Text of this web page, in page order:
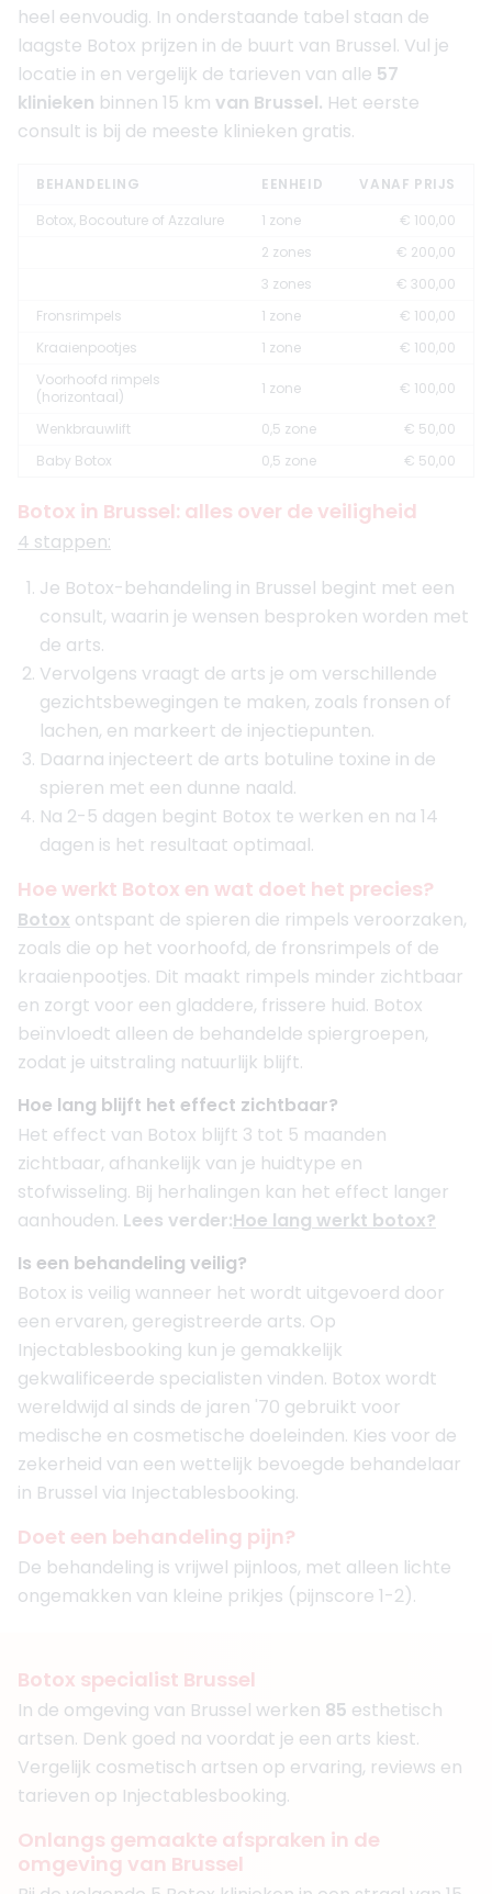
heel eenvoudig. In onderstaande tabel staan de
laagste Botox prijzen in de buurt van Brussel. Vul je
locatie in en vergelijk de tarieven van alle 57
klinieken binnen 15 km van Brussel. Het eerste
consult is bij de meeste klinieken gratis.
BEHANDELING EENHEID
VANAF PRIJS
Botox, Bocouture of Azzalure
1 zone
€ 100,00
2 zones
€ 200,00
3 zones
€ 300,00
Fronsrimpels
1 zone
€ 100,00
Kraaienpootjes
1 zone
€ 100,00
Voorhoofd rimpels
(horizontaal)
1 zone € 100,00
Wenkbrauwlift 0,5 zone
€ 50,00
Baby Botox
0,5 zone € 50,00
Botox in Brussel: alles over de veiligheid
4 stappen:
Je Botox-behandeling in Brussel begint met een
consult, waarin je wensen besproken worden met
de arts.
Vervolgens vraagt de arts je om verschillende
gezichtsbewegingen te maken, zoals fronsen of
lachen, en markeert de injectiepunten.
Daarna injecteert de arts botuline toxine in de
spieren met een dunne naald.
Na 2-5 dagen begint Botox te werken en na 14
dagen is het resultaat optimaal.
Hoe werkt Botox en wat doet het precies?
Botox ontspant de spieren die rimpels veroorzaken,
zoals die op het voorhoofd, de fronsrimpels of de
kraaienpootjes. Dit maakt rimpels minder zichtbaar
en zorgt voor een gladdere, frissere huid. Botox
beïnvloedt alleen de behandelde spiergroepen,
zodat je uitstraling natuurlijk blijft.
Hoe lang blijft het effect zichtbaar?
Het effect van Botox blijft 3 tot 5 maanden
zichtbaar, afhankelijk van je huidtype en
stofwisseling. Bij herhalingen kan het effect langer
aanhouden. Lees verder:Hoe lang werkt botox?
Is een behandeling veilig?
Botox is veilig wanneer het wordt uitgevoerd door
een ervaren, geregistreerde arts. Op
Injectablesbooking kun je gemakkelijk
gekwalificeerde specialisten vinden. Botox wordt
wereldwijd al sinds de jaren '70 gebruikt voor
medische en cosmetische doeleinden. Kies voor de
zekerheid van een wettelijk bevoegde behandelaar
in Brussel via Injectablesbooking.
Doet een behandeling pijn?
De behandeling is vrijwel pijnloos, met alleen lichte
ongemakken van kleine prikjes (pijnscore 1-2).
Botox specialist Brussel
In de omgeving van Brussel werken 85 esthetisch
artsen. Denk goed na voordat je een arts kiest.
Vergelijk cosmetisch artsen op ervaring, reviews en
tarieven op Injectablesbooking.
Onlangs gemaakte afspraken in de
omgeving van Brussel